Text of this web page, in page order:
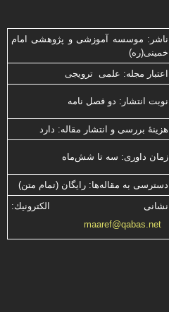
ناشر: موسسه آموزشی و پژوهشی امام
خمینی(ره)
اعتبار مجله: علمی ترویجی
نوبت انتشار: دو فصل نامه
هزینۀ بررسی و انتشار مقاله: دارد
زمان داوری: سه تا شش‌ماه
دسترسی به مقاله‌ها: رایگان (تمام متن)
نشانی الكترونیك:
maaref@qabas.net